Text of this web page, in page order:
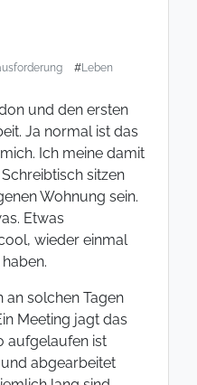
#Leben
und den ersten
Ja normal ist das
Ich meine damit
sitzen
Wohnung sein.
Etwas
wieder einmal
an solchen Tagen
Meeting jagt das
aufgelaufen ist
abgearbeitet